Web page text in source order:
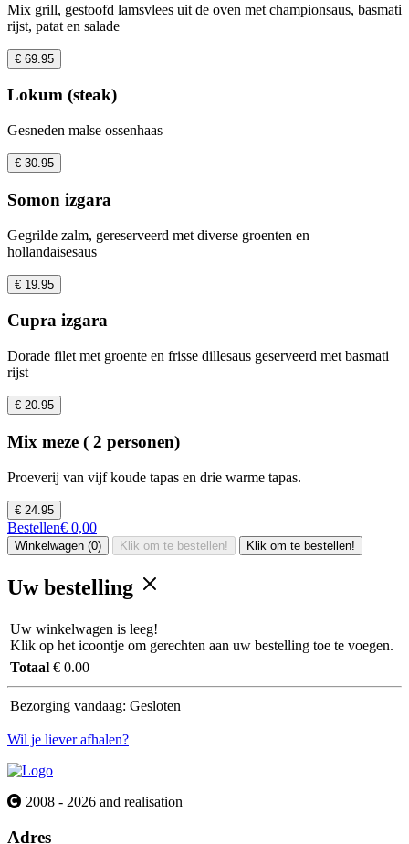
Mix grill, gestoofd lamsvlees uit de oven met championsaus, basmati
rijst, patat en salade
€ 69.95
Lokum (steak)
Gesneden malse ossenhaas
€ 30.95
Somon izgara
Gegrilde zalm, gereserveerd met diverse groenten en
hollandaisesaus
€ 19.95
Cupra izgara
Dorade filet met groente en frisse dillesaus geserveerd met basmati
rijst
€ 20.95
Mix meze ( 2 personen)
Proeverij van vijf koude tapas en drie warme tapas.
€ 24.95
Bestellen€ 0,00
Winkelwagen (0) Klik om te bestellen! Klik om te bestellen!
Uw bestelling
Uw winkelwagen is leeg!
Klik op het icoontje om gerechten aan uw bestelling toe te voegen.
Totaal € 0.00
Bezorging vandaag: Gesloten
Wil je liever afhalen?
2008 - 2026 and realisation
Adres